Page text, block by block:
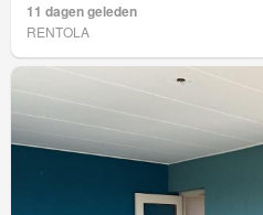
11 dagen geleden
RENTOLA